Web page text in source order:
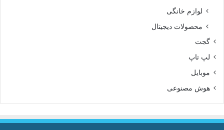
لوازم خانگی
محصولات دیجیتال
گجت
لپ تاپ
موبایل
هوش مصنوعی